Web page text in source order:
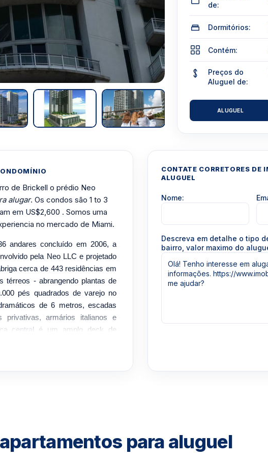
de:
Dormitórios:
Contém:
Preços do
Aluguel de:
ALUGUEL
de Brickell o prédio Neo
alugar. Os condos são 1 to 3
em US$2,600 . Somos uma
no mercado de Miami.
andares concluído em 2006, a
pela Neo LLC e projetado
cerca de 443 residências em
térreos - abrangendo plantas de
pés quadrados de varejo no
de 6 metros, escadas
privativas, armários italianos e
central é um amplo deck de
lado da piscina, uma sauna de
de serviço completo oferece
designada. Os inquilinos
a pé. Comodidades de
CONTATE CORRETORES DE
ALUGUEL
Nome:
Descreva em detalhe o tipo
bairro, valor maximo do
para aluguel